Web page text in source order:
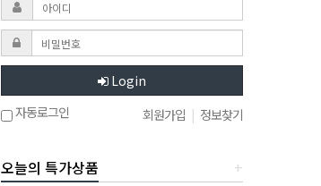
Login
자동로그인
회원가입 | 정보찾기
+
오늘의 특가상품